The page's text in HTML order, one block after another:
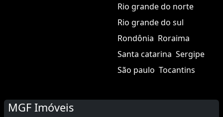
Rio grande do norte
Rio grande do sul
Rondônia Roraima
Santa catarina Sergipe
São paulo Tocantins
MGF Imóveis